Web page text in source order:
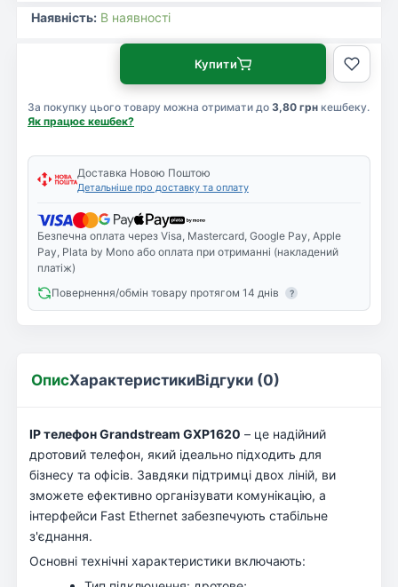
Наявність: В наявності
За покупку цього товару можна отримати до 3,80 грн кешбеку.
Як працює кешбек?
Купити
Доставка Новою Поштою
Детальніше про доставку та оплату
Безпечна оплата через Visa, Mastercard, Google Pay, Apple
Pay, Plata by Mono або оплата при отриманні (накладений
платіж)
Повернення/обмін товару протягом 14 днів
?
ОписХарактеристикиВідгуки (0)
IP телефон Grandstream GXP1620 – це надійний
дротовий телефон, який ідеально підходить для
бізнесу та офісів. Завдяки підтримці двох ліній, ви
зможете ефективно організувати комунікацію, а
інтерфейси Fast Ethernet забезпечують стабільне
з'єднання.
Основні технічні характеристики включають: